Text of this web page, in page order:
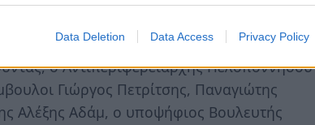
Data Deletion Data Access Privacy Policy
ΣΥΡΙΖΑ Ν. Κορινθίας Γιώργος
Αθηνών Ανδρέας Βορύλλας, ο
ο Αντιπεριφερειάρχης Πελοποννήσου
Γιώργος Πετρίτσης, Παναγιώτης
Αλέξης Αδάμ, ο υποψήφιος Βουλευτής